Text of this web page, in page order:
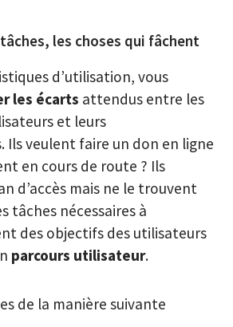
les choses qui fâchent
d’utilisation, vous
les écarts attendus entre les
et leurs
veulent faire un don en ligne
en cours de route ? Ils
d’accès mais ne le trouvent
tâches nécessaires à
des objectifs des utilisateurs
parcours utilisateur.
de la manière suivante